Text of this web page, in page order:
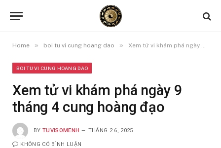
Home » boi tu vi cung hoang dao » Xem tử vi khám phá ngày 9 tháng 4 cung hoàng đạo
BOI TU VI CUNG HOANG DAO
Xem tử vi khám phá ngày 9
tháng 4 cung hoàng đạo
BY TUVISOMENH THÁNG 2 6, 2025
KHÔNG CÓ BÌNH LUẬN